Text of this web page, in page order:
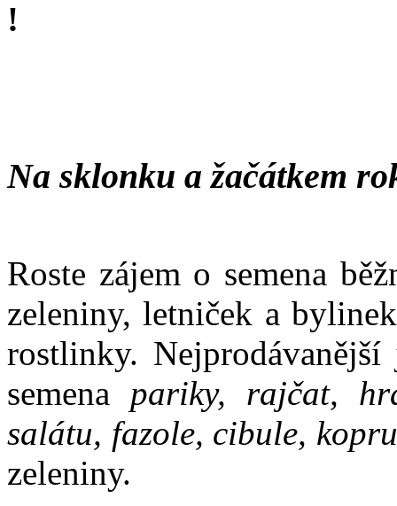
!
Na sklonku a žačátkem
Roste zájem o semena
zeleniny, letniček a
rostlinky.
semena pariky, rajčat,
salátu, fazole, cibule,
zeleniny.